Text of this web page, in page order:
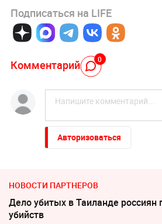
Подписаться на LIFE
Комментарий 0
Авторизоваться
НОВОСТИ ПАРТНЕРОВ
Дело убитых в Таиланде россиян
убийств